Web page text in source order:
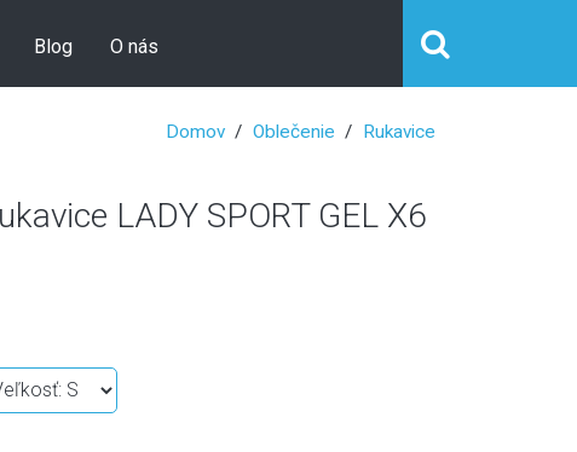
Blog O nás
Domov Oblečenie Rukavice
LADY SPORT GEL X6